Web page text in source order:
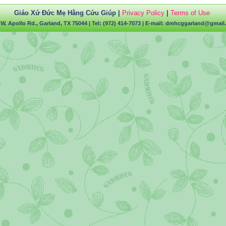
Giáo Xứ Đức Mẹ Hằng Cứu Giúp |Privacy Policy|Terms of Use
Apollo Rd., Garland, TX 75044| Tel: (972) 414-7073 | E-mail: